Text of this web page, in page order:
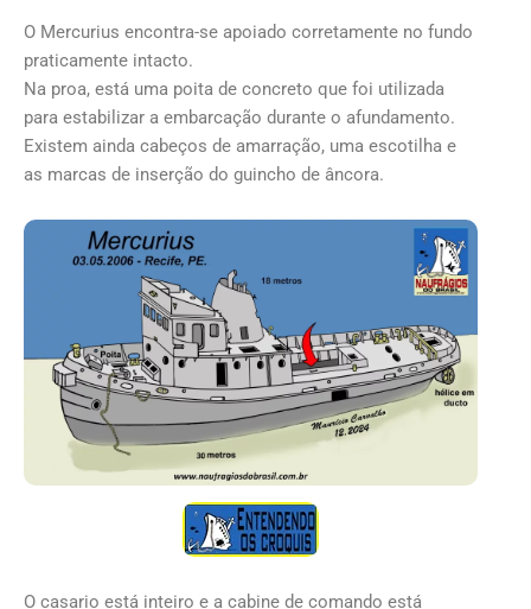
O Mercurius encontra-se apoiado corretamente no fundo
praticamente intacto.
Na proa, está uma poita de concreto que foi utilizada
para estabilizar a embarcação durante o afundamento.
Existem ainda cabeços de amarração, uma escotilha e
as marcas de inserção do guincho de âncora.
O casario está inteiro e a cabine de comando está